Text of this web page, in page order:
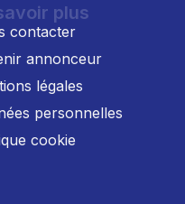
plus
contacter
annonceur
légales
personnelles
cookie